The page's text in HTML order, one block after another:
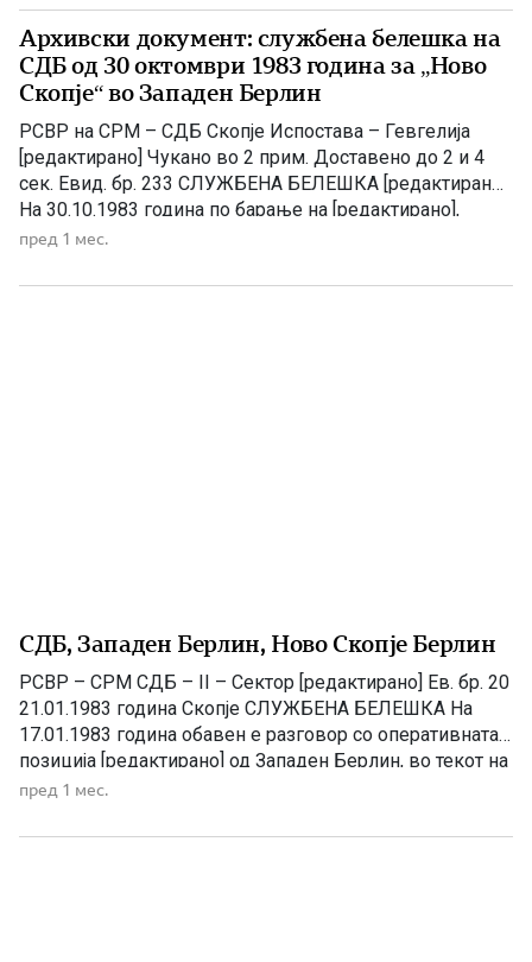
беше да се […]
Архивски документ: службена белешка на
СДБ од 30 октомври 1983 година за „Ново
Скопје“ во Западен Берлин
РСВР на СРМ – СДБ Скопје Испостава – Гевгелија
[редактирано] Чукано во 2 прим. Доставено до 2 и 4
сек. Евид. бр. 233 СЛУЖБЕНА БЕЛЕШКА [редактирано]
На 30.10.1983 година по барање на [редактирано],
времено вработена во Западен Берлин, обавив
[редактирано] во Зап. Берлин работела од 1973 г. во
пред 1 мес.
СДБ, Западен Берлин, Ново Скопје Берлин
РСВР – СРМ СДБ – II – Сектор [редактирано] Ев. бр. 20
21.01.1983 година Скопје СЛУЖБЕНА БЕЛЕШКА На
17.01.1983 година обавен е разговор со оперативната
позиција [редактирано] од Западен Берлин, во текот на
кој го презентира следното: „При крајот на 1981 година
како „Пуре“) и од самиот […]
пред 1 мес.